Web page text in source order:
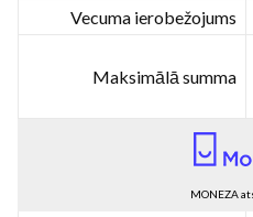
Vecuma ierobežojums
Maksimālā summa
MONEZA